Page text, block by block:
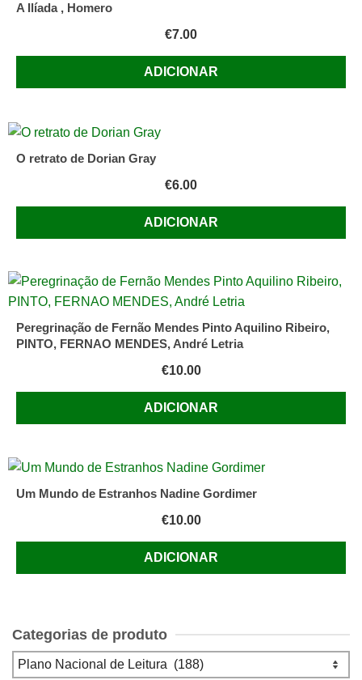
A Ilíada , Homero
€7.00
ADICIONAR
O retrato de Dorian Gray
€6.00
ADICIONAR
Peregrinação de Fernão Mendes Pinto Aquilino Ribeiro,
PINTO, FERNAO MENDES, André Letria
€10.00
ADICIONAR
Um Mundo de Estranhos Nadine Gordimer
€10.00
ADICIONAR
Categorias de produto